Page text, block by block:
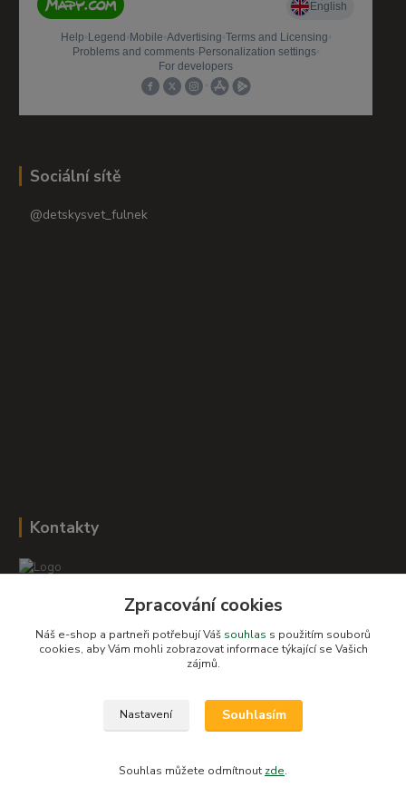
Sociální sítě
@detskysvet_fulnek
Kontakty
+420 604 278 943
obchod-detskysvet@seznam.cz
Zpracování cookies
Náš e-shop a partneři potřebují Váš souhlas s použitím souborů
cookies, aby Vám mohli zobrazovat informace týkající se Vašich
zájmů.
Nastavení Souhlasím
Souhlas můžete odmítnout zde.